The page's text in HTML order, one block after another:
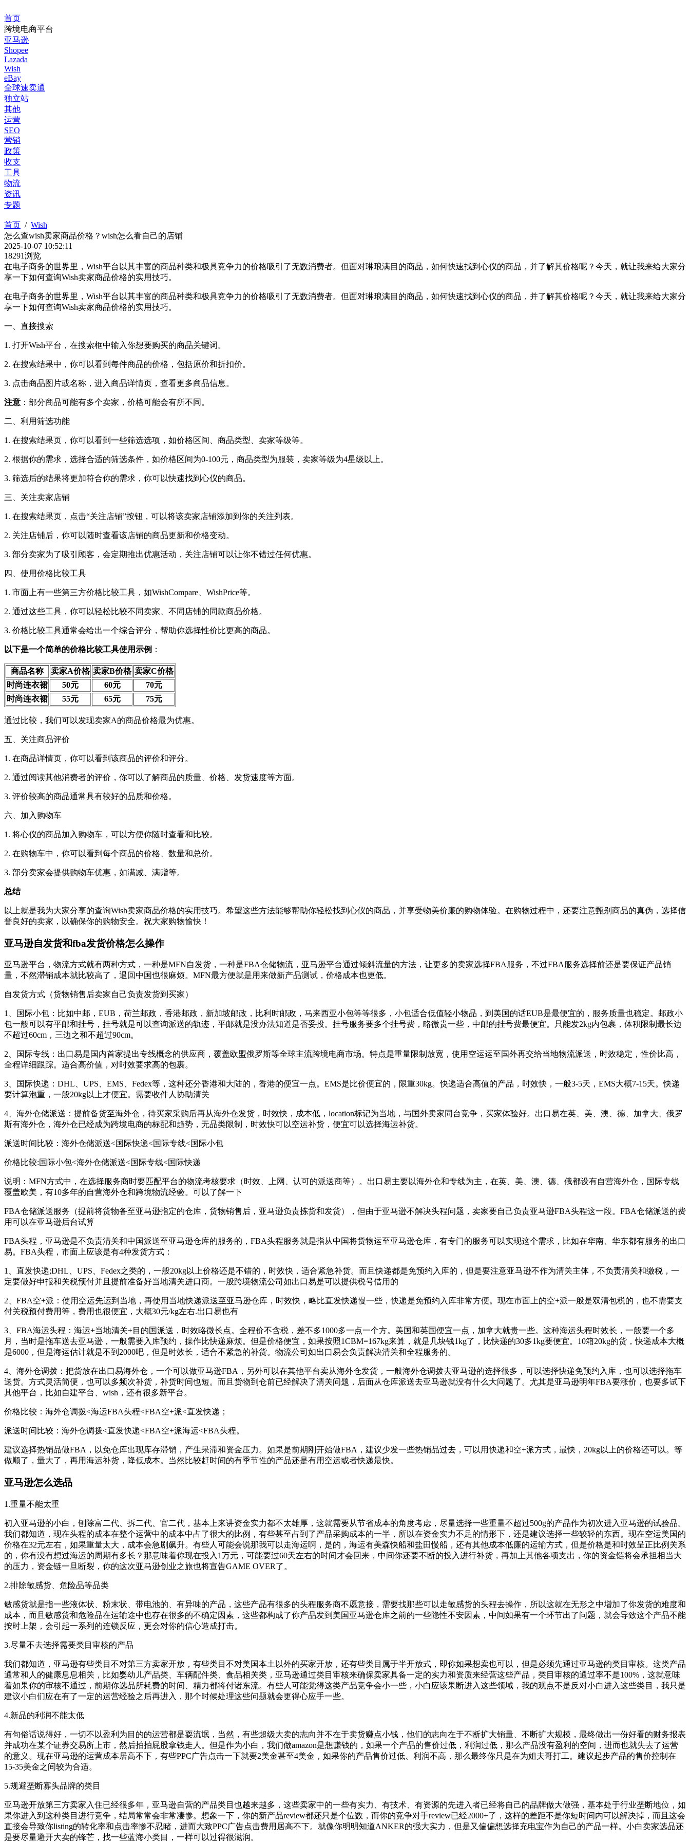
首页
跨境电商平台
亚马逊
Shopee
Lazada
Wish
eBay
全球速卖通
独立站
其他
运营
SEO
营销
政策
收支
工具
物流
资讯
专题
首页 / Wish
怎么查wish卖家商品价格？wish怎么看自己的店铺
2025-10-07 10:52:11
18291浏览
在电子商务的世界里，Wish平台以其丰富的商品种类和极具竞争力的价格吸引了无数消费者。但面对琳琅满目的商品，如何快速找到心仪的商品，并了解其价格呢？今天，就让我来给大家分
享一下如何查询Wish卖家商品价格的实用技巧。
在电子商务的世界里，Wish平台以其丰富的商品种类和极具竞争力的价格吸引了无数消费者。但面对琳琅满目的商品，如何快速找到心仪的商品，并了解其价格呢？今天，就让我来给大家分
享一下如何查询Wish卖家商品价格的实用技巧。
一、直接搜索
1. 打开Wish平台，在搜索框中输入你想要购买的商品关键词。
2. 在搜索结果中，你可以看到每件商品的价格，包括原价和折扣价。
3. 点击商品图片或名称，进入商品详情页，查看更多商品信息。
注意 ：部分商品可能有多个卖家，价格可能会有所不同。
二、利用筛选功能
1. 在搜索结果页，你可以看到一些筛选选项，如价格区间、商品类型、卖家等级等。
2. 根据你的需求，选择合适的筛选条件，如价格区间为0-100元，商品类型为服装，卖家等级为4星级以上。
3. 筛选后的结果将更加符合你的需求，你可以快速找到心仪的商品。
三、关注卖家店铺
1. 在搜索结果页，点击“关注店铺”按钮，可以将该卖家店铺添加到你的关注列表。
2. 关注店铺后，你可以随时查看该店铺的商品更新和价格变动。
3. 部分卖家为了吸引顾客，会定期推出优惠活动，关注店铺可以让你不错过任何优惠。
四、使用价格比较工具
1. 市面上有一些第三方价格比较工具，如WishCompare、WishPrice等。
2. 通过这些工具，你可以轻松比较不同卖家、不同店铺的同款商品价格。
3. 价格比较工具通常会给出一个综合评分，帮助你选择性价比更高的商品。
以下是一个简单的价格比较工具使用示例 ：
商品名称 卖家A价格 卖家B价格 卖家C价格
时尚连衣裙
50元 60元
70元
时尚连衣裙
55元 65元 75元
通过比较，我们可以发现卖家A的商品价格最为优惠。
五、关注商品评价
1. 在商品详情页，你可以看到该商品的评价和评分。
2. 通过阅读其他消费者的评价，你可以了解商品的质量、价格、发货速度等方面。
3. 评价较高的商品通常具有较好的品质和价格。
六、加入购物车
1. 将心仪的商品加入购物车，可以方便你随时查看和比较。
2. 在购物车中，你可以看到每个商品的价格、数量和总价。
3. 部分卖家会提供购物车优惠，如满减、满赠等。
总结
以上就是我为大家分享的查询Wish卖家商品价格的实用技巧。希望这些方法能够帮助你轻松找到心仪的商品，并享受物美价廉的购物体验。在购物过程中，还要注意甄别商品的真伪，选择信
誉良好的卖家，以确保你的购物安全。祝大家购物愉快！
亚马逊自发货和fba发货价格怎么操作
亚马逊平台，物流方式就有两种方式，一种是MFN自发货，一种是FBA仓储物流，亚马逊平台通过倾斜流量的方法，让更多的卖家选择FBA服务，不过FBA服务选择前还是要保证产品销
量，不然滞销成本就比较高了，退回中国也很麻烦。MFN最方便就是用来做新产品测试，价格成本也更低。
自发货方式（货物销售后卖家自己负责发货到买家）
1、国际小包：比如中邮，EUB，荷兰邮政，香港邮政，新加坡邮政，比利时邮政，马来西亚小包等等很多，小包适合低值轻小物品，到美国的话EUB是最便宜的，服务质量也稳定。邮政小
包一般可以有平邮和挂号，挂号就是可以查询派送的轨迹，平邮就是没办法知道是否妥投。挂号服务要多个挂号费，略微贵一些，中邮的挂号费最便宜。只能发2kg内包裹，体积限制最长边
不超过60cm，三边之和不超过90cm。
2、国际专线：出口易是国内首家提出专线概念的供应商，覆盖欧盟俄罗斯等全球主流跨境电商市场。特点是重量限制放宽，使用空运运至国外再交给当地物流派送，时效稳定，性价比高，
全程详细跟踪。适合高价值，对时效要求高的包裹。
3、国际快递：DHL、UPS、EMS、Fedex等，这种还分香港和大陆的，香港的便宜一点。EMS是比价便宜的，限重30kg。快递适合高值的产品，时效快，一般3-5天，EMS大概7-15天。快递
要计算泡重，一般20kg以上才便宜。需要收件人协助清关
4、海外仓储派送：提前备货至海外仓，待买家采购后再从海外仓发货，时效快，成本低，location标记为当地，与国外卖家同台竞争，买家体验好。出口易在英、美、澳、德、加拿大、俄罗
斯有海外仓，海外仓已经成为跨境电商的标配和趋势，无品类限制，时效快可以空运补货，便宜可以选择海运补货。
派送时间比较：海外仓储派送<国际快递<国际专线<国际小包
价格比较:国际小包<海外仓储派送<国际专线<国际快递
说明：MFN方式中，在选择服务商时要匹配平台的物流考核要求（时效、上网、认可的派送商等）。出口易主要以海外仓和专线为主，在英、美、澳、德、俄都设有自营海外仓，国际专线
覆盖欧美，有10多年的自营海外仓和跨境物流经验。可以了解一下
FBA仓储派送服务（提前将货物备至亚马逊指定的仓库，货物销售后，亚马逊负责拣货和发货），但由于亚马逊不解决头程问题，卖家要自己负责亚马逊FBA头程这一段。FBA仓储派送的费
用可以在亚马逊后台试算
FBA头程，亚马逊是不负责清关和中国派送至亚马逊仓库的服务的，FBA头程服务就是指从中国将货物运至亚马逊仓库，有专门的服务可以实现这个需求，比如在华南、华东都有服务的出口
易。FBA头程，市面上应该是有4种发货方式：
1、直发快递;DHL、UPS、Fedex之类的，一般20kg以上价格还是不错的，时效快，适合紧急补货。而且快递都是免预约入库的，但是要注意亚马逊不作为清关主体，不负责清关和缴税，一
定要做好申报和关税预付并且提前准备好当地清关进口商。一般跨境物流公司如出口易是可以提供税号借用的
2、FBA空+派：使用空运先运到当地，再使用当地快递派送至亚马逊仓库，时效快，略比直发快递慢一些，快递是免预约入库非常方便。现在市面上的空+派一般是双清包税的，也不需要支
付关税预付费用等，费用也很便宜，大概30元/kg左右.出口易也有
3、FBA海运头程：海运+当地清关+目的国派送，时效略微长点。全程价不含税，差不多1000多一点一个方。美国和英国便宜一点，加拿大就贵一些。这种海运头程时效长，一般要一个多
月，当时是拖车送去亚马逊，一般需要入库预约，操作比快递麻烦。但是价格便宜，如果按照1CBM=167kg来算，就是几块钱1kg了，比快递的30多1kg要便宜。10箱20kg的货，快递成本大概
是6000，但是海运估计就是不到2000吧，但是时效长，适合不紧急的补货。物流公司如出口易会负责解决清关和全程服务的。
4、海外仓调拨：把货放在出口易海外仓，一个可以做亚马逊FBA，另外可以在其他平台卖从海外仓发货，一般海外仓调拨去亚马逊的选择很多，可以选择快递免预约入库，也可以选择拖车
送货。方式灵活简便，也可以多频次补货，补货时间也短。而且货物到仓前已经解决了清关问题，后面从仓库派送去亚马逊就没有什么大问题了。尤其是亚马逊明年FBA要涨价，也要多试下
其他平台，比如自建平台、wish，还有很多新平台。
价格比较：海外仓调拨<海运FBA头程<FBA空+派<直发快递；
派送时间比较：海外仓调拨<直发快递<FBA空+派海运<FBA头程。
建议选择热销品做FBA，以免仓库出现库存滞销，产生呆滞和资金压力。如果是前期刚开始做FBA，建议少发一些热销品过去，可以用快递和空+派方式，最快，20kg以上的价格还可以。等
做顺了，量大了，再用海运补货，降低成本。当然比较赶时间的有季节性的产品还是有用空运或者快递最快。
亚马逊怎么选品
1.重量不能太重
初入亚马逊的小白，刨除富二代、拆二代、官二代，基本上来讲资金实力都不太雄厚，这就需要从节省成本的角度考虑，尽量选择一些重量不超过500g的产品作为初次进入亚马逊的试验品。
我们都知道，现在头程的成本在整个运营中的成本中占了很大的比例，有些甚至占到了产品采购成本的一半，所以在资金实力不足的情形下，还是建议选择一些较轻的东西。现在空运美国的
价格在32元左右，如果重量太大，成本会急剧飙升。有些人可能会说那我可以走海运啊，是的，海运有美森快船和盐田慢船，还有其他成本低廉的运输方式，但是价格是和时效呈正比例关系
的，你有没有想过海运的周期有多长？那意味着你现在投入1万元，可能要过60天左右的时间才会回来，中间你还要不断的投入进行补货，再加上其他各项支出，你的资金链将会承担相当大
的压力，资金链一旦断裂，你的这次亚马逊创业之旅也将宣告GAME OVER了。
2.排除敏感货、危险品等品类
敏感货就是指一些液体状、粉末状、带电池的、有异味的产品，这些产品有很多的头程服务商不愿意接，需要找那些可以走敏感货的头程去操作，所以这就在无形之中增加了你发货的难度和
成本，而且敏感货和危险品在运输途中也存在很多的不确定因素，这些都构成了你产品发到美国亚马逊仓库之前的一些隐性不安因素，中间如果有一个环节出了问题，就会导致这个产品不能
按时上架，会引起一系列的连锁反应，更会对你的信心造成打击。
3.尽量不去选择需要类目审核的产品
我们都知道，亚马逊有些类目不对第三方卖家开放，有些类目不对美国本土以外的买家开放，还有些类目属于半开放式，即你如果想卖也可以，但是必须先通过亚马逊的类目审核。这类产品
通常和人的健康息息相关，比如婴幼儿产品类、车辆配件类、食品相关类，亚马逊通过类目审核来确保卖家具备一定的实力和资质来经营这些产品，类目审核的通过率不是100%，这就意味
着如果你的审核不通过，前期你选品所耗费的时间、精力都将付诸东流。有些人可能觉得这类产品竞争会小一些，小白应该果断进入这些领域，我的观点不是反对小白进入这些类目，我只是
建议小白们应在有了一定的运营经验之后再进入，那个时候处理这些问题就会更得心应手一些。
4.新品的利润不能太低
有句俗话说得好，一切不以盈利为目的的运营都是耍流氓，当然，有些超级大卖的志向并不在于卖货赚点小钱，他们的志向在于不断扩大销量、不断扩大规模，最终做出一份好看的财务报表
并成功在某个证券交易所上市，然后拍拍屁股拿钱走人。但是作为小白，我们做amazon是想赚钱的，如果一个产品的售价过低，利润过低，那么产品没有盈利的空间，进而也就失去了运营
的意义。现在亚马逊的运营成本居高不下，有些PPC广告点击一下就要2美金甚至4美金，如果你的产品售价过低、利润不高，那么最终你只是在为姐夫哥打工。建议起步产品的售价控制在
15-35美金之间较为合适。
5.规避垄断寡头品牌的类目
亚马逊开放第三方卖家入住已经很多年，亚马逊自营的产品类目也越来越多，这些卖家中的一些有实力、有技术、有资源的先进入者已经将自己的品牌做大做强，基本处于行业垄断地位，如
果你进入到这种类目进行竞争，结局常常会非常凄惨。想象一下，你的新产品review都还只是个位数，而你的竞争对手review已经2000+了，这样的差距不是你短时间内可以解决掉，而且这会
直接会导致你listing的转化率和点击率惨不忍睹，进而大致PPC广告点击费用居高不下。就像你明明知道ANKER的强大实力，但是又偏偏想选择充电宝作为自己的产品一样。小白卖家选品还
是要尽量避开大卖的锋芒，找一些蓝海小类目，一样可以过得很滋润。